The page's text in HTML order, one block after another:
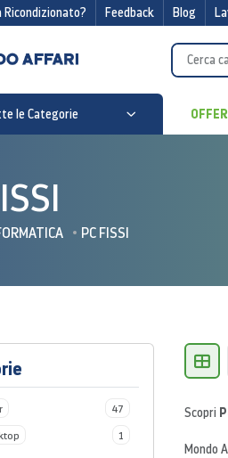
Ricondizionato? Feedback Blog
le Categorie
PC FISSI
47
1
Scopri
Mondo